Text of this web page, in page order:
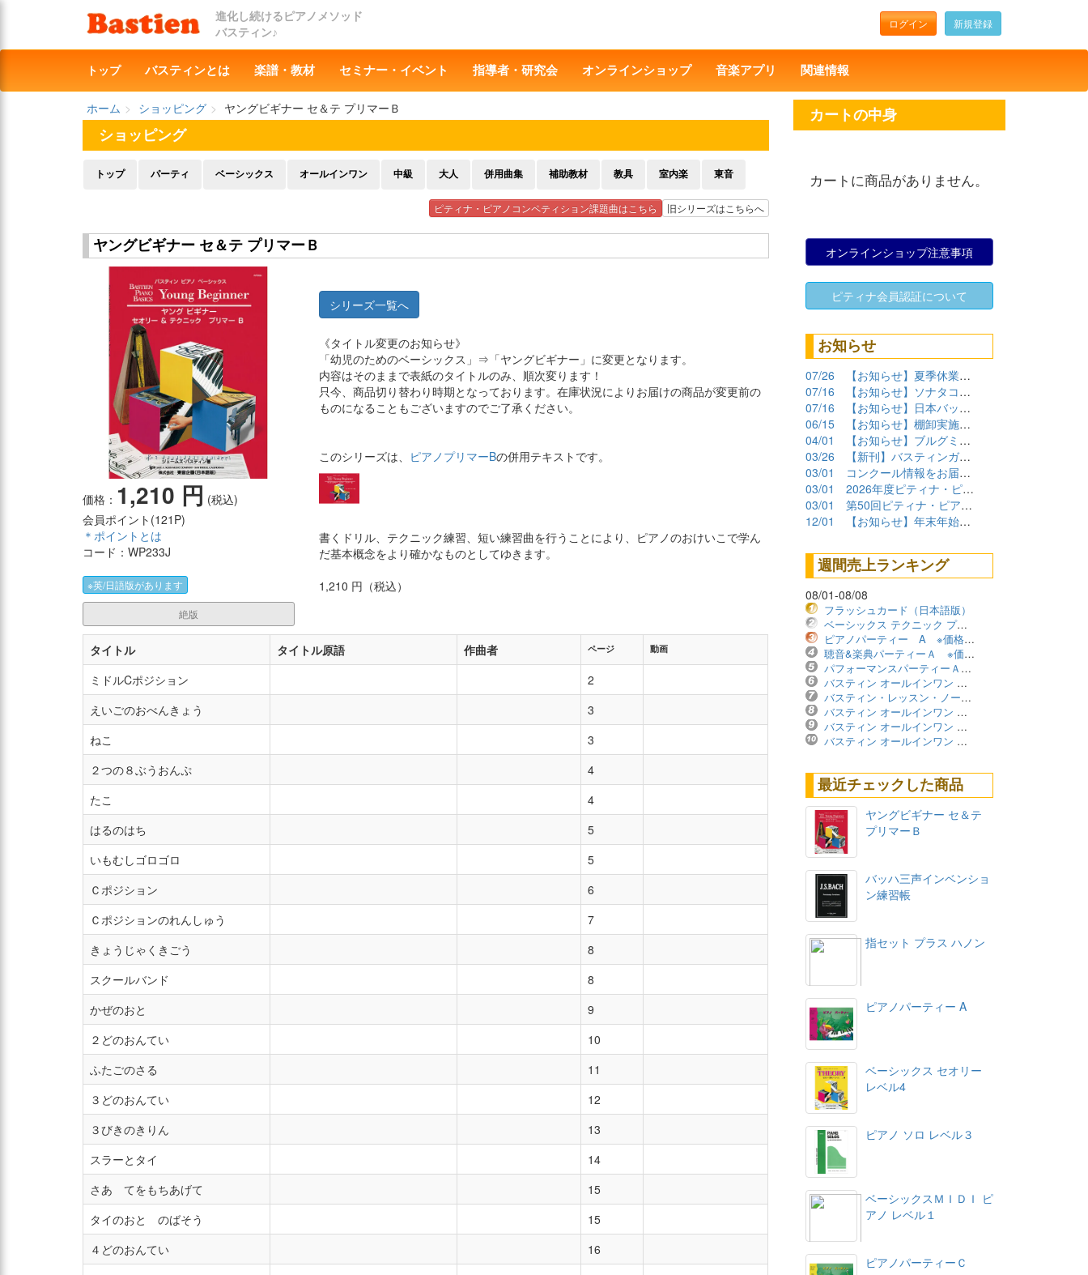
進化し続けるピアノメソッド
バスティン♪
ログイン 新規登録
トップ バスティンとは 楽譜・教材 セミナー・イベント 指導者・研究会 オンラインショップ 音楽アプリ 関連情報
ホーム ショッピング
ヤングビギナー セ＆テ プリマーＢ
ショッピング
トップ パーティ ベーシックス オールインワン 中級 大人 併用曲集 補助教材 教具 室内楽 東音
ピティナ・ピアノコンペティション課題曲はこちら 旧シリーズはこちらへ
ヤングビギナー セ＆テ プリマーＢ
価格： 1,210 円 (税込)
会員ポイント(121P)
＊ポイントとは
コード：WP233J
※英/日語版があります
絶版
シリーズ一覧へ
《タイトル変更のお知らせ》
「幼児のためのベーシックス」⇒「ヤングビギナー」に変更となります。
内容はそのままで表紙のタイトルのみ、順次変ります！
只今、商品切り替わり時期となっております。在庫状況によりお届けの商品が変更前の
ものになることもございますのでご了承ください。
このシリーズは、 ピアノプリマーBの併用テキストです。
書くドリル、テクニック練習、短い練習曲を行うことにより、ピアノのおけいこで学ん
だ基本概念をより確かなものとしてゆきます。
1,210 円（税込）
タイトル タイトル原語 作曲者 ページ 動画
ミドルCポジション
2
えいごのおべんきょう
3
ねこ
3
２つの８ぶうおんぷ
4
たこ
4
はるのはち
5
いもむしゴロゴロ
5
Ｃポジション
6
Ｃポジションのれんしゅう
7
きょうじゃくきごう
8
スクールバンド
8
かぜのおと
9
２どのおんてい
10
ふたごのさる
11
３どのおんてい
12
３びきのきりん
13
スラーとタイ
14
さあ てをもちあげて
15
タイのおと のばそう
15
４どのおんてい
16
カートの中身
カートに商品がありません。
オンラインショップ注意事項
ピティナ会員認証について
お知らせ
07/26
【お知らせ】夏季休業期間について
07/16
【お知らせ】ソナタコンクール2026参加要項公開
07/16
【お知らせ】日本バッハコンクール2026参加要項公開
06/15
【お知らせ】棚卸実施に伴うショップ臨時休業について
04/01
【お知らせ】ブルグミュラーコンクール2026課題曲公開
03/26
【新刊】バスティンガイド再販しました！
03/01
コンクール情報をお届けします！（2026年度）
03/01
2026年度ピティナ・ピアノコンペティション課題曲商品
03/01
第50回ピティナ・ピアノコンペティション課題曲公開！
12/01
【お知らせ】年末年始の営業について
週間売上ランキング
08/01-08/08
フラッシュカード（日本語版）
ベーシックス テクニック プリマーレベル ※価格改定版
ピアノパーティー A ※価格改定版
聴音&楽典パーティーＡ ※価格改定版
パフォーマンスパーティーＡ ※価格改定版
バスティン オールインワン レベル1B ※価格改定版
バスティン・レッスン・ノート ※価格改定版
バスティン オールインワン レベル2B ※価格改定版
バスティン オールインワン レベル4A ※価格改定版
バスティン オールインワン レベル3B ※価格改定版
最近チェックした商品
ヤングビギナー セ＆テ
プリマーＢ
バッハ三声インベンショ
ン練習帳
指セット プラス ハノン
ピアノパーティー A
ベーシックス セオリー
レベル4
ピアノ ソロ レベル３
ベーシックスＭＩＤＩ ピ
アノ レベル１
ピアノパーティーＣ